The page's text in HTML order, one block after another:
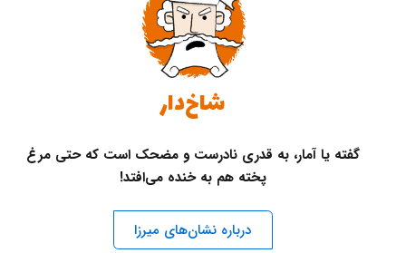
شاخ‌دار
گفته یا آمار، به قدری نادرست و مضحک است که حتی مرغ
پخته هم به خنده می‌افتد!
درباره نشان‌های میرزا